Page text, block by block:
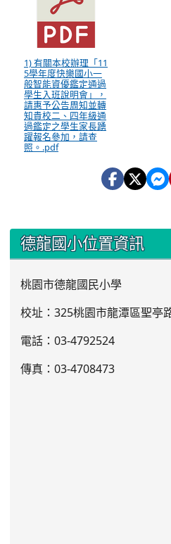
1) 有關本校辦理「11
5學年度快樂國小一
般智能資優鑑定通過
學生入班說明會」，
請惠予公告周知並轉
知貴校二、四年級通
過鑑定之學生家長踴
躍報名參加，請查
照。.pdf
::: 德龍國小位置資訊
桃園市德龍國民小學
校址：325桃園市龍潭區聖亭
電話：03-4792524
傳真：03-4708473